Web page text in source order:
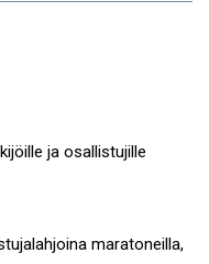
ja osallistujille
maratoneilla,